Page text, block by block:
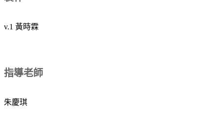
v.1 黃時霖
指導老師
朱慶琪